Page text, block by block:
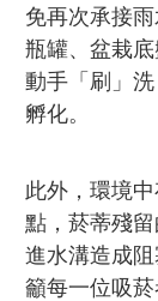
免再次承接
瓶罐、盆栽
動手「刷」
孵化。
此外，環境
點，菸蒂殘
進水溝造成
籲每一位吸